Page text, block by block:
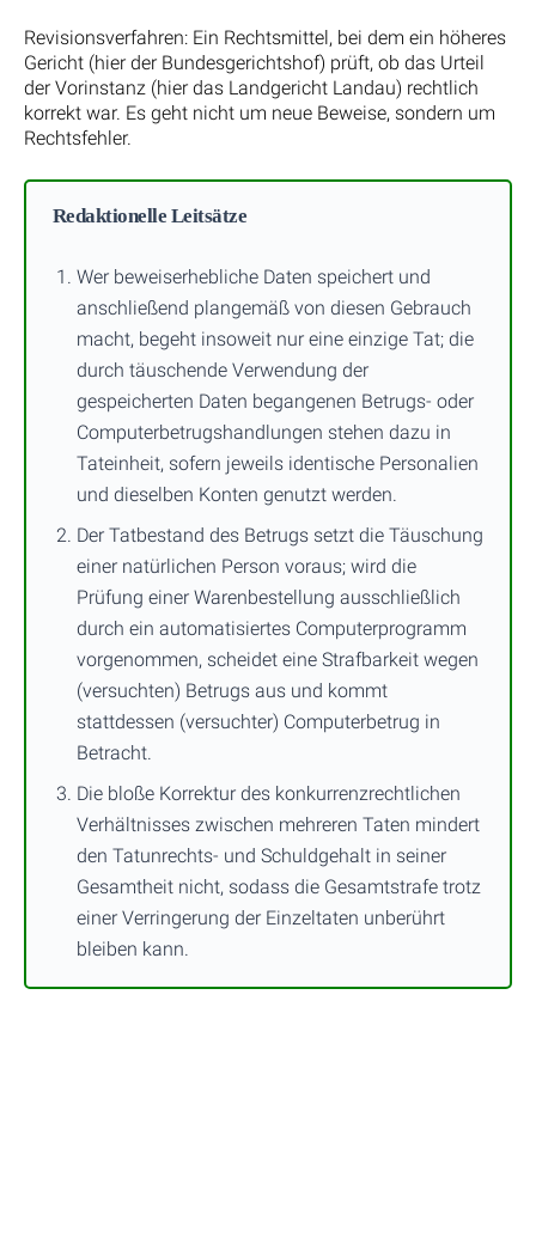
Revisionsverfahren: Ein Rechtsmittel, bei dem ein höheres
Gericht (hier der Bundesgerichtshof) prüft, ob das Urteil
der Vorinstanz (hier das Landgericht Landau) rechtlich
korrekt war. Es geht nicht um neue Beweise, sondern um
Rechtsfehler.
Redaktionelle Leitsätze
Wer beweiserhebliche Daten speichert und
anschließend plangemäß von diesen Gebrauch
macht, begeht insoweit nur eine einzige Tat; die
durch täuschende Verwendung der
gespeicherten Daten begangenen Betrugs- oder
Computerbetrugshandlungen stehen dazu in
Tateinheit, sofern jeweils identische Personalien
und dieselben Konten genutzt werden.
Der Tatbestand des Betrugs setzt die Täuschung
einer natürlichen Person voraus; wird die
Prüfung einer Warenbestellung ausschließlich
durch ein automatisiertes Computerprogramm
vorgenommen, scheidet eine Strafbarkeit wegen
(versuchten) Betrugs aus und kommt
stattdessen (versuchter) Computerbetrug in
Betracht.
Die bloße Korrektur des konkurrenzrechtlichen
Verhältnisses zwischen mehreren Taten mindert
den Tatunrechts- und Schuldgehalt in seiner
Gesamtheit nicht, sodass die Gesamtstrafe trotz
einer Verringerung der Einzeltaten unberührt
bleiben kann.